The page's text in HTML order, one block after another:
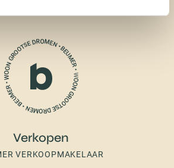
Verkopen
VERKOOPMAKELAAR